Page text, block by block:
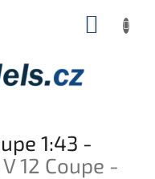
1:43 -
12 Coupe -